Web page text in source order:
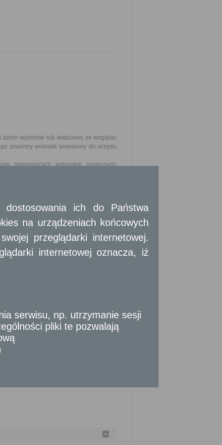
wyborów lub właściwej ze względu
pisemny wniosek wniesiony do urzędu
stanowiących jednostek samorządu
zastosowanie tylko do wyborców stale
uzupełniające.
zawiadomienia o dopisaniu do spisu
pisemnej, albo w formie dokumentu
ich do Państwa
na urządzeniach końcowych
przeglądarki internetowej.
internetowej oznacza, iż
serwisu, np. utrzymanie sesji
pliki te pozwalają